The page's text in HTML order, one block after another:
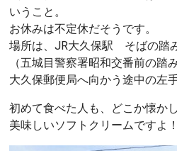
いうこと。
お休みは不定休だそうです。
場所は、JR大久保駅 そばの踏
（五城目警察署昭和交番前の踏
大久保郵便局へ向かう途中の左
初めて食べた人も、どこか懐か
美味しいソフトクリームですよ！